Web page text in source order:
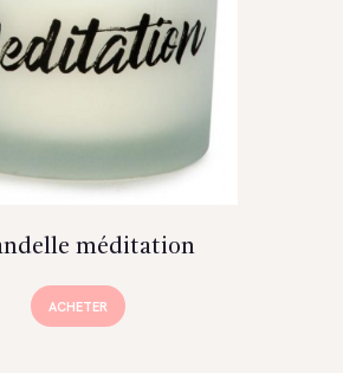
méditation
ACHETER